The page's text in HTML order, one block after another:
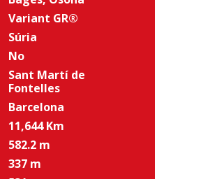
Variant GR®
Súria
No
Sant Martí de
Fontelles
Barcelona
11,644 Km
582.2 m
337 m